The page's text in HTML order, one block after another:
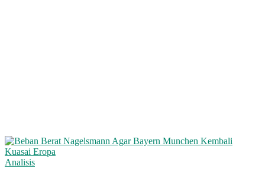
Analisis